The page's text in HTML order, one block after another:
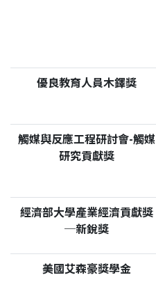
優良教育人員木鐸獎
觸媒與反應工程研討會-觸媒
研究貢獻獎
經濟部大學產業經濟貢獻獎
─新銳獎
美國艾森豪獎學金